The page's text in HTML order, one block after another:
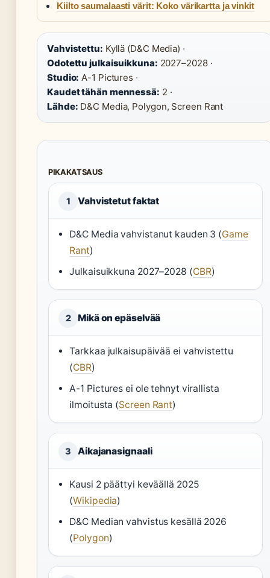
Kiilto saumalaasti värit: Koko värikartta ja vinkit
Vahvistettu: Kyllä (D&C Media) ·
Odotettu julkaisuikkuna: 2027–2028 ·
Studio: A-1 Pictures ·
Kaudet tähän mennessä: 2 ·
Lähde: D&C Media, Polygon, Screen Rant
PIKAKATSAUS
1 Vahvistetut faktat
D&C Media vahvistanut kauden 3 (Game
Rant)
Julkaisuikkuna 2027–2028 (CBR)
2 Mikä on epäselvää
Tarkkaa julkaisupäivää ei vahvistettu
(CBR)
A-1 Pictures ei ole tehnyt virallista
ilmoitusta (Screen Rant)
3 Aikajanasignaali
Kausi 2 päättyi keväällä 2025
(Wikipedia)
D&C Median vahvistus kesällä 2026
(Polygon)